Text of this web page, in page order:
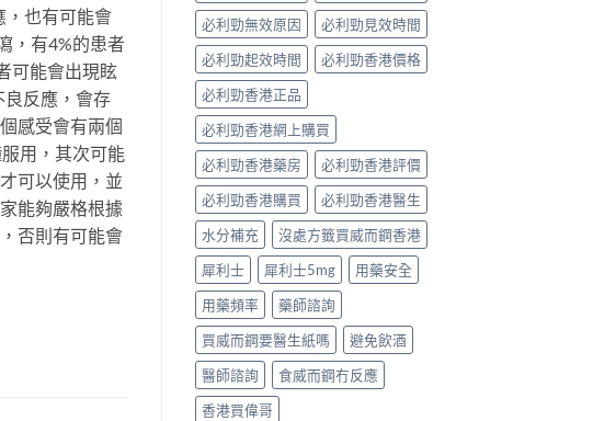
，也有可能會
，有4%的患者
可能會出現眩
良反應，會存
感受會有兩個
用，其次可能
可以使用，並
能夠嚴格根據
否則有可能會
必利勁無效原因
必利勁見效時間
必利勁起效時間
必利勁香港價格
必利勁香港正品
必利勁香港網上購買
必利勁香港藥房
必利勁香港評價
必利勁香港購買
必利勁香港醫生
水分補充
沒處方籤買威而鋼香港
犀利士
犀利士5mg
用藥安全
用藥頻率
藥師諮詢
買威而鋼要醫生紙嗎
避免飲酒
醫師諮詢
食威而鋼冇反應
香港買偉哥